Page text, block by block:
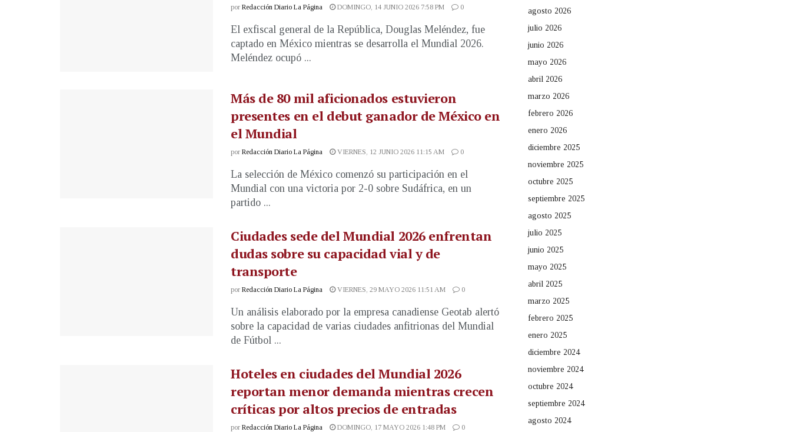
por Redacción Diario La Página DOMINGO, 14 JUNIO 2026 7:58 PM 0
El exfiscal general de la República, Douglas Meléndez, fue
captado en México mientras se desarrolla el Mundial 2026.
Meléndez ocupó ...
Más de 80 mil aficionados estuvieron
presentes en el debut ganador de México en
el Mundial
por Redacción Diario La Página VIERNES, 12 JUNIO 2026 11:15 AM 0
La selección de México comenzó su participación en el
Mundial con una victoria por 2-0 sobre Sudáfrica, en un
partido ...
Ciudades sede del Mundial 2026 enfrentan
dudas sobre su capacidad vial y de
transporte
por Redacción Diario La Página VIERNES, 29 MAYO 2026 11:51 AM 0
Un análisis elaborado por la empresa canadiense Geotab alertó
sobre la capacidad de varias ciudades anfitrionas del Mundial
de Fútbol ...
Hoteles en ciudades del Mundial 2026
reportan menor demanda mientras crecen
críticas por altos precios de entradas
por Redacción Diario La Página DOMINGO, 17 MAYO 2026 1:48 PM 0
agosto 2026
julio 2026
junio 2026
mayo 2026
abril 2026
marzo 2026
febrero 2026
enero 2026
diciembre 2025
noviembre 2025
octubre 2025
septiembre 2025
agosto 2025
julio 2025
junio 2025
mayo 2025
abril 2025
marzo 2025
febrero 2025
enero 2025
diciembre 2024
noviembre 2024
octubre 2024
septiembre 2024
agosto 2024